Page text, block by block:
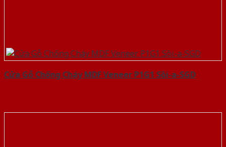
Cửa Gỗ Chống Cháy MDF Veneer P1G1 Sồi-a-SGD